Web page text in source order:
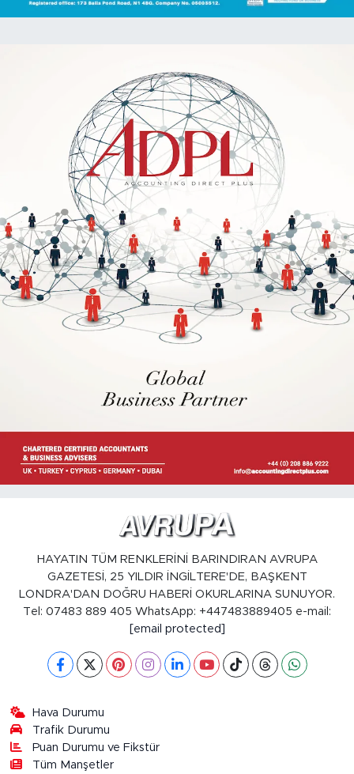
HAYATIN TÜM RENKLERİNİ BARINDIRAN AVRUPA
GAZETESİ, 25 YILDIR İNGİLTERE'DE, BAŞKENT
LONDRA'DAN DOĞRU HABERİ OKURLARINA SUNUYOR.
Tel: 07483 889 405 WhatsApp: +447483889405 e-mail:
[email protected]
Hava Durumu
Trafik Durumu
Puan Durumu ve Fikstür
Tüm Manşetler